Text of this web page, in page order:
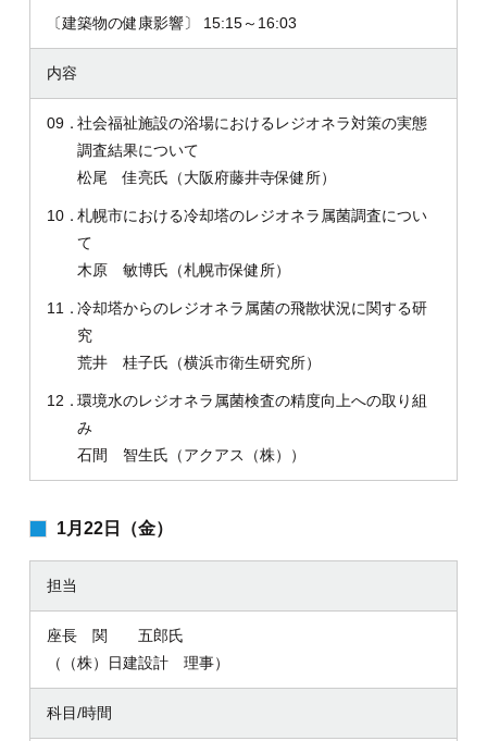
〔建築物の健康影響〕 15:15～16:03
内容
09．社会福祉施設の浴場におけるレジオネラ対策の実態
調査結果について
松尾 佳亮氏（大阪府藤井寺保健所）
10．札幌市における冷却塔のレジオネラ属菌調査につい
て
木原 敏博氏（札幌市保健所）
11．冷却塔からのレジオネラ属菌の飛散状況に関する研
究
荒井 桂子氏（横浜市衛生研究所）
12．環境水のレジオネラ属菌検査の精度向上への取り組
み
石間 智生氏（アクアス（株））
1月22日（金）
担当
座長 関 五郎氏
（（株）日建設計 理事）
科目/時間